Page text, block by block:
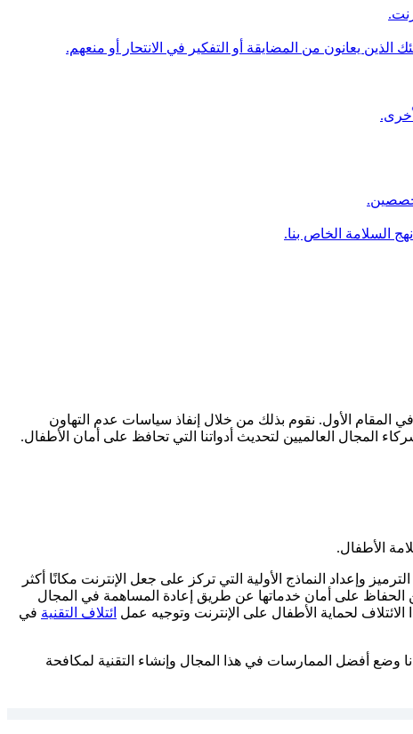
في المقام الأول. نقوم بذلك من خلال إنفاذ سياسات عدم التهاون
المجال العالميين لتحديث أدواتنا التي تحافظ على أمان الأطفال.
الأطفال.
وإعداد النماذج الأولية التي تركز على جعل الإنترنت مكانًا أكثر
من الحفاظ على أمان خدماتها عن طريق إعادة المساهمة في المجال
لحماية الأطفال على الإنترنت وتوجيه عمل ائتلاف التقنية في
وضع أفضل الممارسات في هذا المجال وإنشاء التقنية لمكافحة